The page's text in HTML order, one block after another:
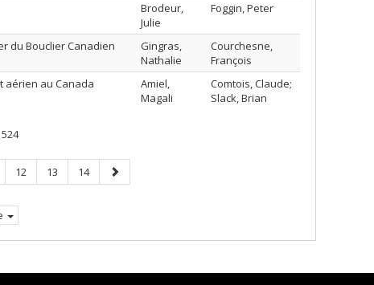
Brodeur,
Julie
Foggin, Peter
du Bouclier Canadien
Gingras,
Nathalie
Courchesne,
François
aérien au Canada
Amiel,
Magali
Comtois, Claude;
Slack, Brian
524
Page
12 Page
13 Page
14
Page
suivante